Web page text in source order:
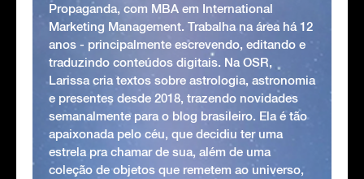
Propaganda, com MBA em International
Marketing Management. Trabalha na área há 12
anos - principalmente escrevendo, editando e
traduzindo conteúdos digitais. Na OSR,
Larissa cria textos sobre astrologia, astronomia
e presentes desde 2018, trazendo novidades
semanalmente para o blog brasileiro. Ela é tão
apaixonada pelo céu, que decidiu ter uma
estrela pra chamar de sua, além de uma
coleção de objetos que remetem ao universo,